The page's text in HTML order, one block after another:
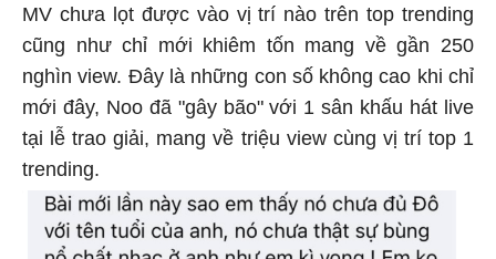
MV chưa lọt được vào vị trí nào trên top trending
cũng như chỉ mới khiêm tốn mang về gần 250
nghìn view. Đây là những con số không cao khi chỉ
mới đây, Noo đã "gây bão" với 1 sân khấu hát live
tại lễ trao giải, mang về triệu view cùng vị trí top 1
trending.